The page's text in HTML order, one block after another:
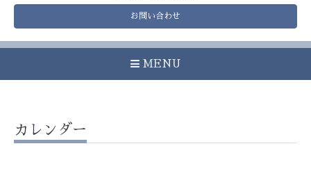
お問い合わせ
MENU
カレンダー